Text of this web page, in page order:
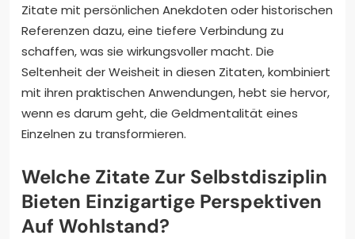
Zitate mit persönlichen Anekdoten oder historischen
Referenzen dazu, eine tiefere Verbindung zu
schaffen, was sie wirkungsvoller macht. Die
Seltenheit der Weisheit in diesen Zitaten, kombiniert
mit ihren praktischen Anwendungen, hebt sie hervor,
wenn es darum geht, die Geldmentalität eines
Einzelnen zu transformieren.
Welche Zitate Zur Selbstdisziplin
Bieten Einzigartige Perspektiven
Auf Wohlstand?